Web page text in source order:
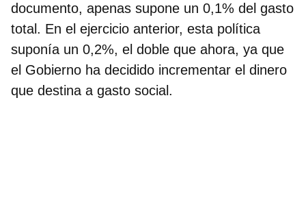
documento, apenas supone un 0,1% del gasto
total. En el ejercicio anterior, esta política
suponía un 0,2%, el doble que ahora, ya que
el Gobierno ha decidido incrementar el dinero
que destina a gasto social.